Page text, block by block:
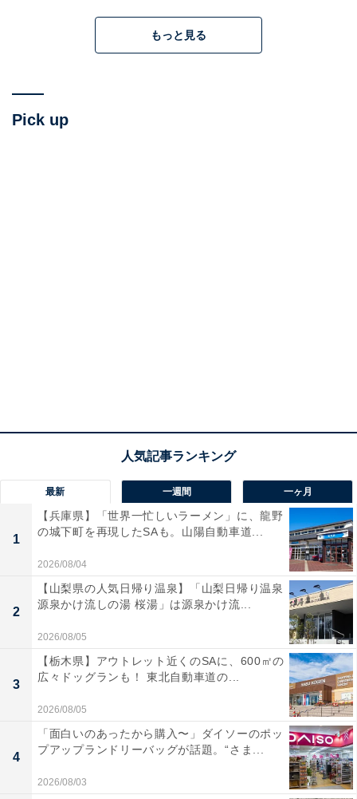
「初めて生卵を食べる人を見たときは、衝撃でした！ あ
今後も自分が生卵を食べることは、想像もできないとの
無性に食べたくなる、 韓国式「卵かけごはん」
ミンさんによると、韓国にも「卵かけごはん」はあるそ
うです。しかし日本とは違い、「生卵じゃなくて、ごは
もっと見る
Pick up
最新 一週間 一ヶ月
1
【兵庫県】「世界一忙しいラーメン」に、龍野
の城下町を再現したSAも。山陽自動車道...
2026/08/04
2
【山梨県の人気日帰り温泉】「山梨日帰り温泉
源泉かけ流しの湯 桜湯」は源泉かけ流...
2026/08/05
3
【栃木県】アウトレット近くのSAに、600㎡の
広々ドッグランも！ 東北自動車道の...
2026/08/05
4
「面白いのあったから購入〜」ダイソーのポッ
プアップランドリーバッグが話題。“さま...
2026/08/03